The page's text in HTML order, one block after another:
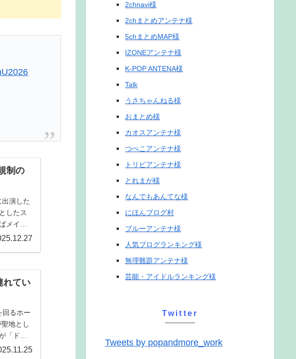
制の
演した
したス
メイン
れてい
回るホー
地とし
「ドー
2chnavi様
2chまとめアンテナ様
5chまとめMAP様
IZONEアンテナ様
K-POP ANTENA様
Talk
うさちゃんねる様
おまとめ様
カオスアンテナ様
つべこアンテナ様
トリビアンテナ様
とれまが様
なんでもあんてな様
にほんブログ村
ブルーアンテナ様
人気ブログランキング様
無理難題アンテナ様
芸能・アイドルランキング様
Twitter
Tweets by popandmore_work